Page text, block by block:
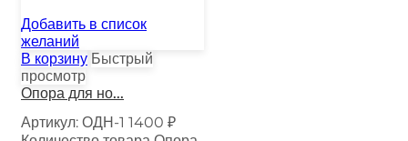
Добавить в список
желаний
В корзину Быстрый
просмотр
Опора для но...
Артикул: ОДН-1 1400 ₽